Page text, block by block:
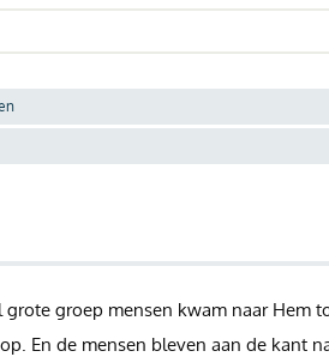
groep mensen kwam naar Hem
En de mensen bleven aan de kant